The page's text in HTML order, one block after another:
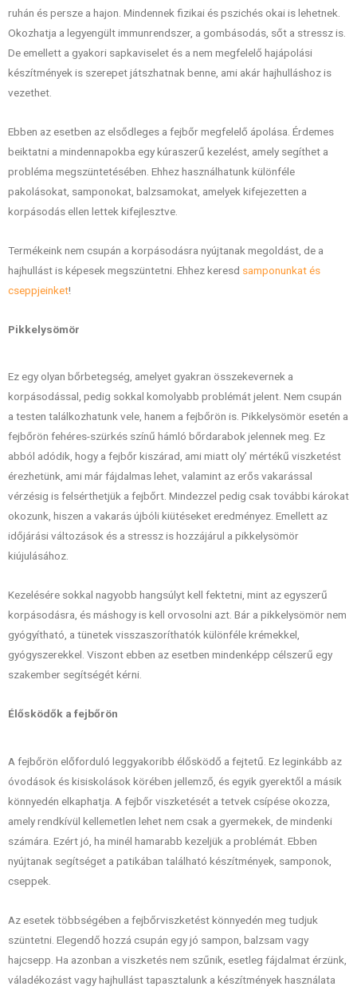
ruhán és persze a hajon. Mindennek fizikai és pszichés okai is lehetnek.
Okozhatja a legyengült immunrendszer, a gombásodás, sőt a stressz is.
De emellett a gyakori sapkaviselet és a nem megfelelő hajápolási
készítmények is szerepet játszhatnak benne, ami akár hajhulláshoz is
vezethet.
Ebben az esetben az elsődleges a fejbőr megfelelő ápolása. Érdemes
beiktatni a mindennapokba egy kúraszerű kezelést, amely segíthet a
probléma megszüntetésében. Ehhez használhatunk különféle
pakolásokat, samponokat, balzsamokat, amelyek kifejezetten a
korpásodás ellen lettek kifejlesztve.
Termékeink nem csupán a korpásodásra nyújtanak megoldást, de a
hajhullást is képesek megszüntetni. Ehhez keresd samponunkat és
cseppjeinket!
Pikkelysömör
Ez egy olyan bőrbetegség, amelyet gyakran összekevernek a
korpásodással, pedig sokkal komolyabb problémát jelent. Nem csupán
a testen találkozhatunk vele, hanem a fejbőrön is. Pikkelysömör esetén a
fejbőrön fehéres-szürkés színű hámló bőrdarabok jelennek meg. Ez
abból adódik, hogy a fejbőr kiszárad, ami miatt oly’ mértékű viszketést
érezhetünk, ami már fájdalmas lehet, valamint az erős vakarással
vérzésig is felsérthetjük a fejbőrt. Mindezzel pedig csak további károkat
okozunk, hiszen a vakarás újbóli kiütéseket eredményez. Emellett az
időjárási változások és a stressz is hozzájárul a pikkelysömör
kiújulásához.
Kezelésére sokkal nagyobb hangsúlyt kell fektetni, mint az egyszerű
korpásodásra, és máshogy is kell orvosolni azt. Bár a pikkelysömör nem
gyógyítható, a tünetek visszaszoríthatók különféle krémekkel,
gyógyszerekkel. Viszont ebben az esetben mindenképp célszerű egy
szakember segítségét kérni.
Élősködők a fejbőrön
A fejbőrön előforduló leggyakoribb élősködő a fejtetű. Ez leginkább az
óvodások és kisiskolások körében jellemző, és egyik gyerektől a másik
könnyedén elkaphatja. A fejbőr viszketését a tetvek csípése okozza,
amely rendkívül kellemetlen lehet nem csak a gyermekek, de mindenki
számára. Ezért jó, ha minél hamarabb kezeljük a problémát. Ebben
nyújtanak segítséget a patikában található készítmények, samponok,
cseppek.
Az esetek többségében a fejbőrviszketést könnyedén meg tudjuk
szüntetni. Elegendő hozzá csupán egy jó sampon, balzsam vagy
hajcsepp. Ha azonban a viszketés nem szűnik, esetleg fájdalmat érzünk,
váladékozást vagy hajhullást tapasztalunk a készítmények használata